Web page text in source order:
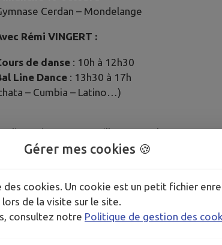
Cerdan – Mondelange
Rémi VINGERT :
de danse : 10h à 12h30
Line Dance : 13h30 à 17h
– Cumbia – Latino…)
Qi-Gong, maquillage & sophro
et restauration sur place
:8€ avec un goodies !
code :ROSE🌸
profit de l’association “Les Dames de
nombreux soutenir la lutte contre le
Gérer mes cookies 🍪
des cookies. Un cookie est un petit fichier
de la visite sur le site.
consultez notre Politique de gestion des